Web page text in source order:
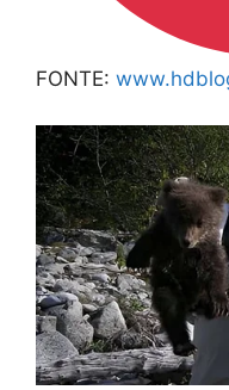
FONTE: